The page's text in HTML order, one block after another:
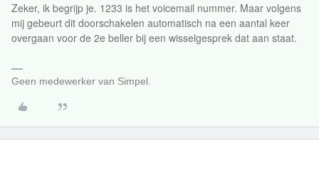
Zeker, ik begrijp je. 1233 is het voicemail nummer. Maar volgens
mij gebeurt dit doorschakelen automatisch na een aantal keer
overgaan voor de 2e beller bij een wisselgesprek dat aan staat.
Geen medewerker van Simpel.